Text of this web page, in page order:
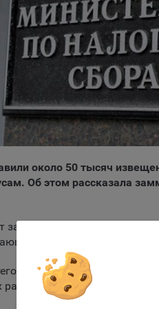
компьютера
указанных в пункте 3
совершенных
выбирать те же
например, выбор
Целями обработки
Общество не
персональных данных.
На сайтах
(задаются сервером,
Общество
статистики, которые
это разрешено в
файлов cookie и
На сайтах
около 50 тысяч
Об этом рассказала
заплатить не все. Люди,
это, пояснила
и другие пояснения
Оформление заявки